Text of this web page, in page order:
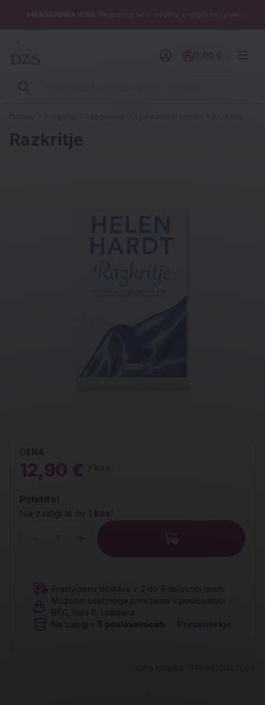
✨NAGRADNA IGRA : Registriraj se in sodeluj v nagradni igri 🚗✨
Vpišite iskalni niz (šolski zvezek, pero, kartuše ...)
Razkritje
CENA
12,90 €
Pohitite!
Na zalogi le še 1 kos!
Predvidena dostava v 2 do 3 delovnih dneh.
Možnost osebnega prevzema v poslovalnici
BTC, hala 8, Ljubljana
Na zalogi v
5 poslovalnicah Preverite kje